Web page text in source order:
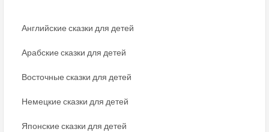
Английские сказки для детей
Арабские сказки для детей
Восточные сказки для детей
Немецкие сказки для детей
Японские сказки для детей